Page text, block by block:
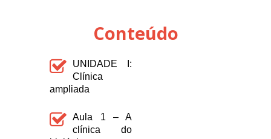
Conteúdo
UNIDADE I:
Clínica
ampliada
Aula 1 – A
clínica do